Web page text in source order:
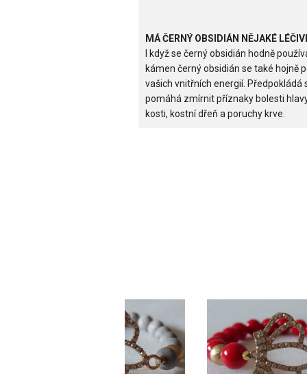
MÁ ČERNÝ OBSIDIÁN NĚJAKÉ
I když se černý obsidián hodně
kámen černý obsidián se také hojně
vašich vnitřních energií.
pomáhá zmírnit příznaky bolesti
kosti, kostní dřeň a poruchy krve.